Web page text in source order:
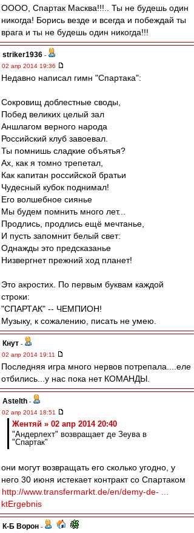
ОООО, Спартак Масква!!!.. Ты не будешь один
никогда! Борись везде и всегда и побеждай ты
врага и ты не будешь один никогда!!!
striker1936 -
02 апр 2014 19:36
Недавно написал гимн "Спартака":
Сокровищ доблестные своды,
Побед великих целый зал
Аншлагом верного народа
Российский клуб завоевал.
Ты помнишь сладкие объятья?
Ах, как я томно трепетал,
Как капитан российской братьи
Чудесный кубок поднимал!
Его волшебное сиянье
Мы будем помнить много лет...
Продлись, продлись ещё мечтанье,
И пусть запомнит белый свет:
Однажды это предсказанье
Низвергнет прежний ход планет!
Это акростих. По первым буквам каждой
строки:
"СПАРТАК" -- ЧЕМПИОН!
Музыку, к сожалению, писать не умею.
Кнут -
02 апр 2014 19:11
Последняя игра много нервов потрепала....еле
отбились...у нас пока нет КОМАНДЫ.
Astelth -
02 апр 2014 18:51
Жентяй » 02 апр 2014 20:40
"Андерлехт" возвращает де Зеува в
"Спартак"
они могут возвращать его сколько угодно, у
него 30 июня истекает контракт со Спартаком
http://www.transfermarkt.de/en/demy-de- ...
ktErgebnis
К-Б Ворон -